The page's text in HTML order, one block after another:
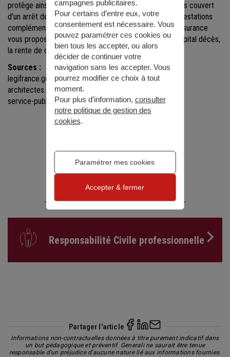
protège ainsi que vos proches en cas de coup dur. Sous couvert
d'un arrêt de travail ou d'invalidité, vous disposez de prestations
complémentaires pour maintenir vos revenus. Cette assurance
vous propose également des garanties telles que le capital décès,
la rente de conjoint ou encore la rente éducation.
Sources :
legifrance.gouv.fr
architectes.org
service-public.fr
Nos solutions
Responsabilité Civile professionnelle
Partager l'article
Informations non-contractuelles données à titre purement indicatif dans
un but pédagogique et préventif. Generali ne saurait être tenue
responsable d'un préjudice d'aucune nature lié aux informations fournies.
campagnes publicitaires.
Pour certains d’entre eux, votre
consentement est nécessaire. Vous
pouvez paramétrer ces cookies ou
bien tous les accepter, ou alors
décider de continuer votre
navigation sans les accepter. Vous
pourrez modifier ce choix à tout
moment.
Pour plus d’information, consulter
notre politique de gestion des
cookies.
Paramétrer mes cookies
Accepter & fermer